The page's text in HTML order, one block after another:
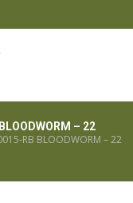
– 22
RB BLOODWORM – 22